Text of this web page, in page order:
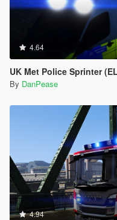
4.64
UK Met Police Sprinter
By DanPease
4.94